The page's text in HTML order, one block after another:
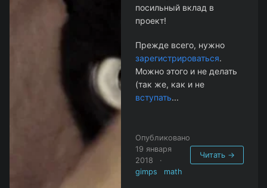
посильный вклад в
проект!
Прежде всего, нужно
зарегистрироваться.
Можно этого и не делать
(так же, как и не
вступать...
Опубликовано
19 января
2018
·
gimps
math
Читать →